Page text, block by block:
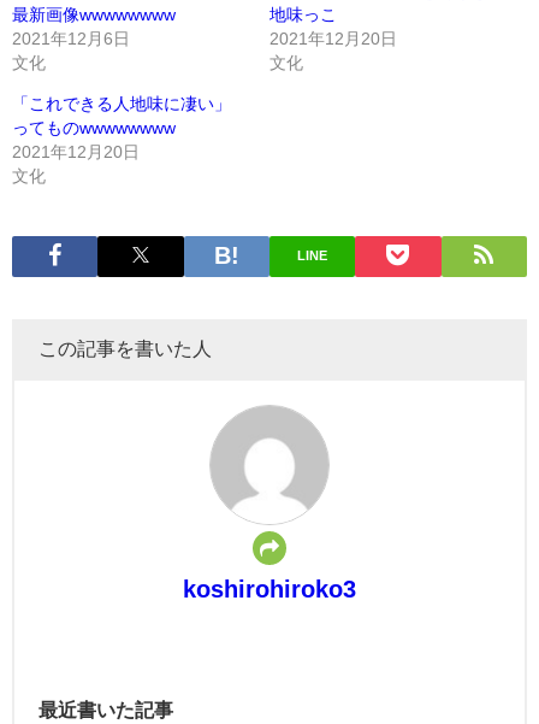
最新画像wwwwwwww
2021年12月6日
文化
地味っこ
2021年12月20日
文化
「これできる人地味に凄い」
ってものwwwwwwww
2021年12月20日
文化
LINE
この記事を書いた人
koshirohiroko3
最近書いた記事